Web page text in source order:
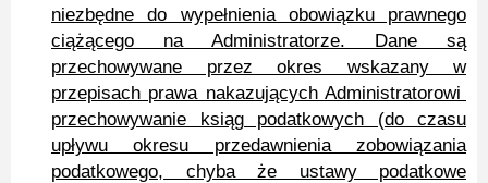
niezbędne do wypełnienia obowiązku prawnego
ciążącego na Administratorze. Dane są
przechowywane przez okres wskazany w
przepisach prawa nakazujących Administratorowi
przechowywanie ksiąg podatkowych (do czasu
upływu okresu przedawnienia zobowiązania
podatkowego, chyba że ustawy podatkowe